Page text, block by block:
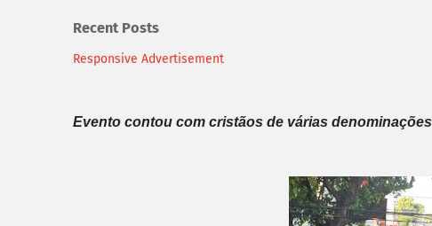
Recent Posts
Responsive Advertisement
Evento contou com cristãos de várias denominações